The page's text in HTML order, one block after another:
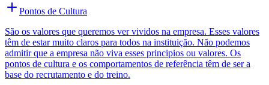
Pontos de Cultura
São os valores que queremos ver vividos na empresa. Esses valores
têm de estar muito claros para todos na instituição. Não podemos
admitir que a empresa não viva esses principios ou valores. Os
pontos de cultura e os comportamentos de referência têm de ser a
base do recrutamento e do treino.